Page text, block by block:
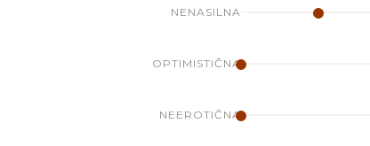
NENASILNA
OPTIMISTIČNA
NEEROTIČNA